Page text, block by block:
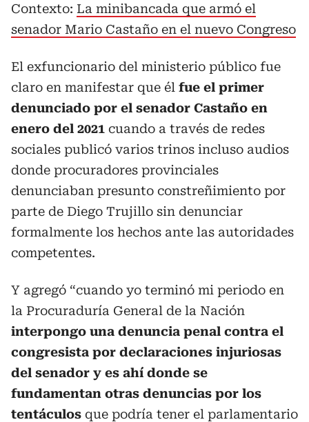
Contexto: La minibancada que armó el
senador Mario Castaño en el nuevo Congreso
El exfuncionario del ministerio público fue
claro en manifestar que él fue el primer
denunciado por el senador Castaño en
enero del 2021 cuando a través de redes
sociales publicó varios trinos incluso audios
donde procuradores provinciales
denunciaban presunto constreñimiento por
parte de Diego Trujillo sin denunciar
formalmente los hechos ante las autoridades
competentes.
Y agregó “cuando yo terminó mi periodo en
la Procuraduría General de la Nación
interpongo una denuncia penal contra el
congresista por declaraciones injuriosas
del senador y es ahí donde se
fundamentan otras denuncias por los
tentáculos que podría tener el parlamentario